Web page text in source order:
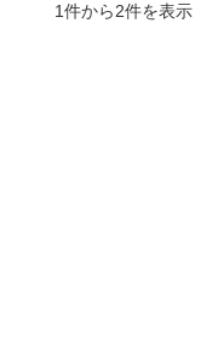
1件から2件を表